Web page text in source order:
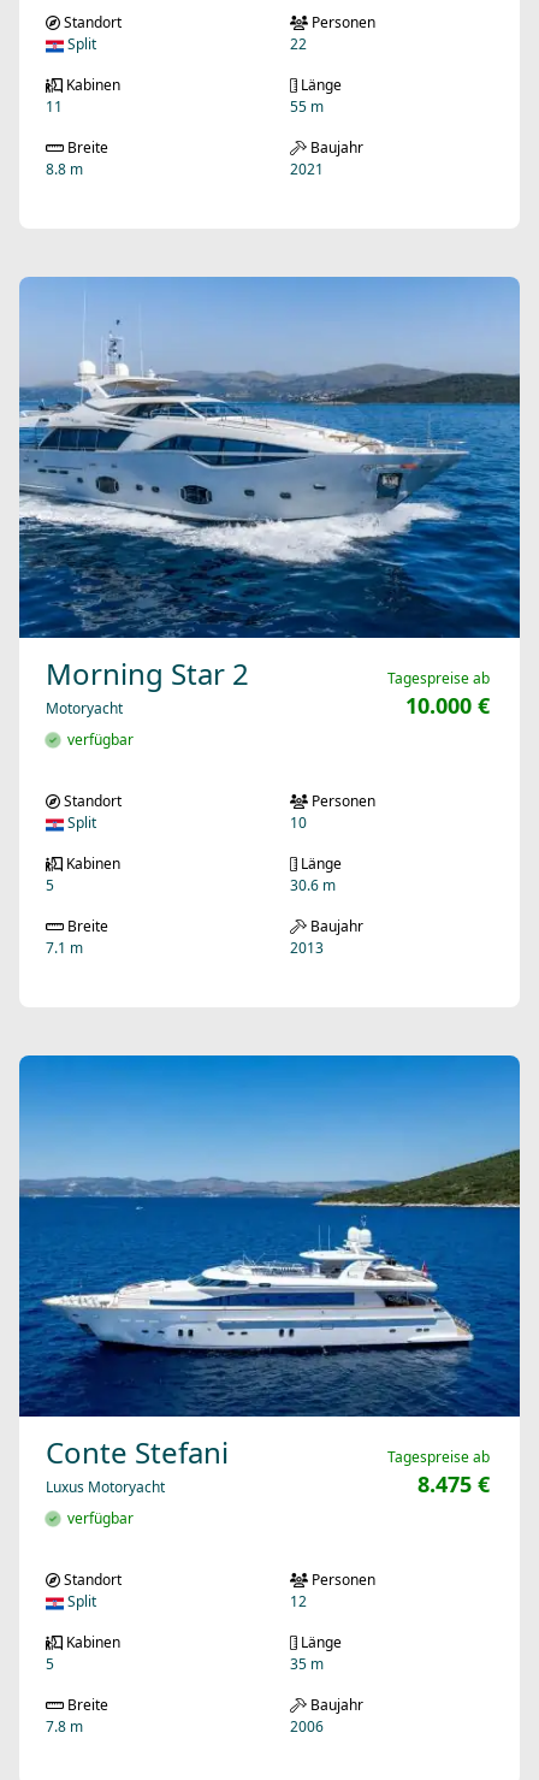
Standort
Split
Personen
22
Kabinen
11
Länge
55 m
Breite
8.8 m
Baujahr
2021
Morning Star 2
Motoryacht
verfügbar
Tagespreise ab
10.000 €
Standort
Split
Personen
10
Kabinen
5
Länge
30.6 m
Breite
7.1 m
Baujahr
2013
Conte Stefani
Luxus Motoryacht
verfügbar
Tagespreise ab
8.475 €
Standort
Split
Personen
12
Kabinen
5
Länge
35 m
Breite
7.8 m
Baujahr
2006